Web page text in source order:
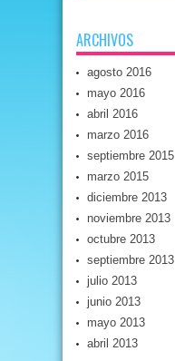
ARCHIVOS
agosto 2016
mayo 2016
abril 2016
marzo 2016
septiembre 2015
marzo 2015
diciembre 2013
noviembre 2013
octubre 2013
septiembre 2013
julio 2013
junio 2013
mayo 2013
abril 2013